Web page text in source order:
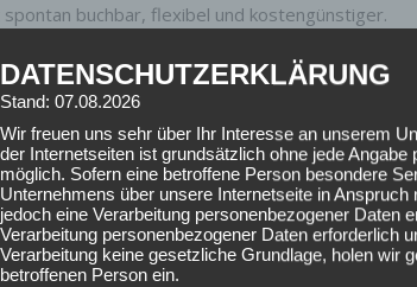
buchbar, flexibel und kostengünstiger.
DATENSCHUTZERKLÄRUNG
Stand: 07.08.2026
Wir freuen uns sehr über Ihr Interesse an unserem
der Internetseiten ist grundsätzlich ohne jede Angabe
möglich. Sofern eine betroffene Person besondere
Unternehmens über unsere Internetseite in
jedoch eine Verarbeitung personenbezogener Daten
Verarbeitung personenbezogener Daten erforderlich
Verarbeitung keine gesetzliche Grundlage, holen wir
betroffenen Person ein.